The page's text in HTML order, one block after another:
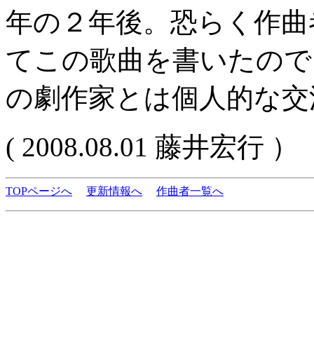
年の２年後。恐らく作
てこの歌曲を書いたの
の劇作家とは個人的な
( 2008.08.01 藤井宏行 ）
TOPページへ 更新情報へ 作曲者一覧へ